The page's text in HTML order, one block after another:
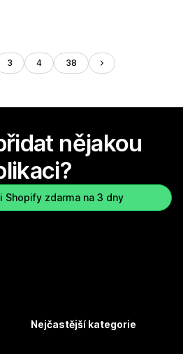
3 4 38
nějakou
zdarma na 3 dny
Nejčastější kategorie